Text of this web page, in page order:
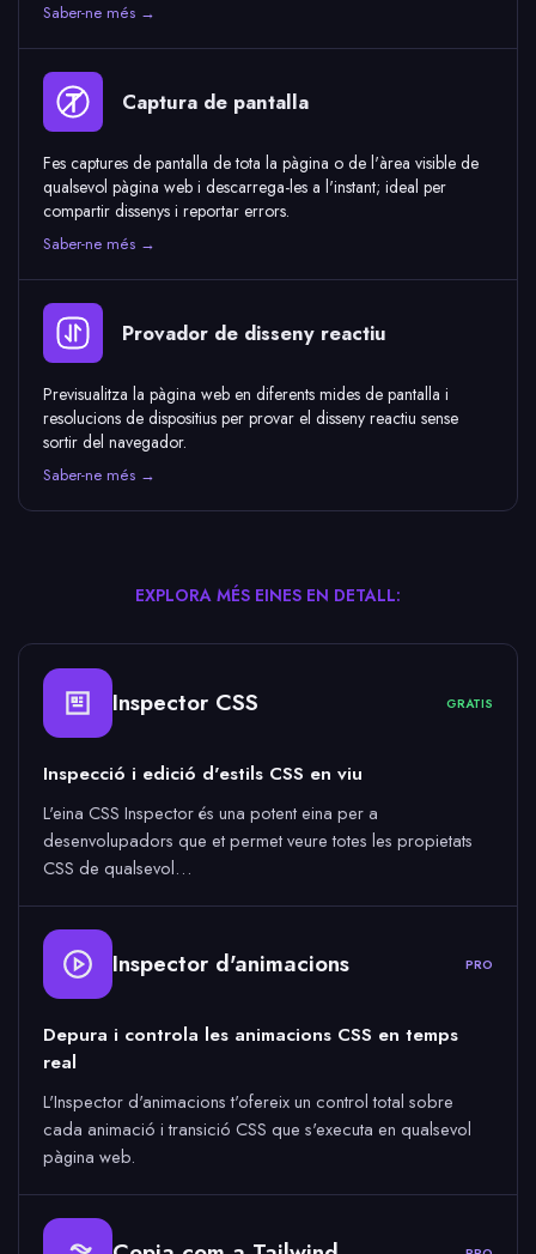
Saber-ne més →
Captura de pantalla
Fes captures de pantalla de tota la pàgina o de l'àrea visible de
qualsevol pàgina web i descarrega-les a l'instant; ideal per
compartir dissenys i reportar errors.
Saber-ne més →
Provador de disseny reactiu
Previsualitza la pàgina web en diferents mides de pantalla i
resolucions de dispositius per provar el disseny reactiu sense
sortir del navegador.
Saber-ne més →
EXPLORA MÉS EINES EN DETALL:
Inspector CSS GRATIS
Inspecció i edició d'estils CSS en viu
L'eina CSS Inspector és una potent eina per a
desenvolupadors que et permet veure totes les propietats
CSS de qualsevol…
Inspector d'animacions PRO
Depura i controla les animacions CSS en temps
real
L'Inspector d'animacions t'ofereix un control total sobre
cada animació i transició CSS que s'executa en qualsevol
pàgina web.